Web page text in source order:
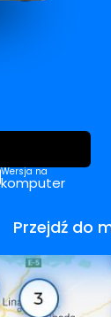
Wersja na
komputer
Przejdź do